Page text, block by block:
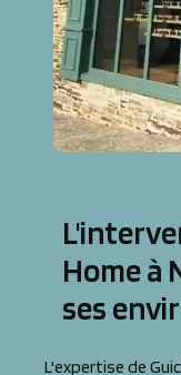
Home à
ses
L'expertise de